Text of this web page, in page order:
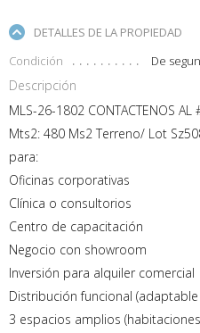
DETALLES DE LA PROPIEDAD
Condición
De
Descripción
MLS-26-1802 CONTACTENOS AL
Mts2: 480 Ms2 Terreno/ Lot
para:
Oficinas corporativas
Clínica o consultorios
Centro de capacitación
Negocio con showroom
Inversión para alquiler comercial
Distribución funcional
3 espacios amplios